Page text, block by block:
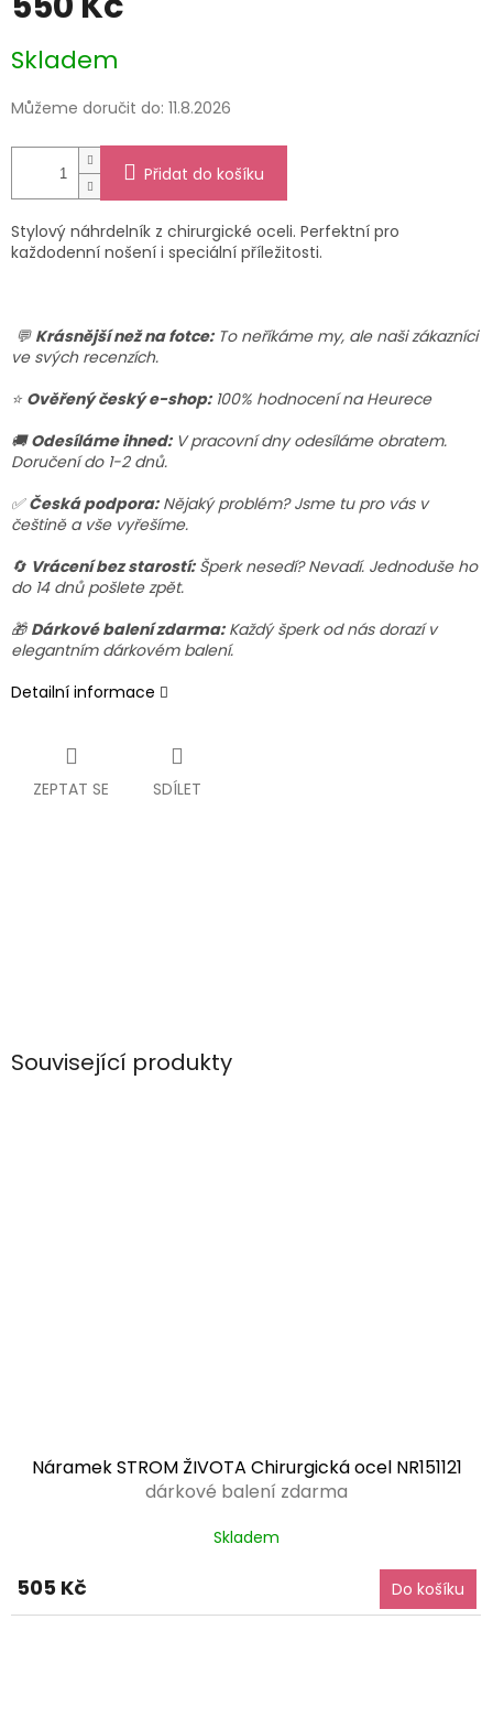
cena:
Skladem
Můžeme doručit do: 11.8.2026
Přidat do košíku
Stylový náhrdelník z chirurgické oceli. Perfektní pro
každodenní nošení i speciální příležitosti.
💬 Krásnější než na fotce:To neříkáme my, ale naši zákazníci
ve svých recenzích.
⭐ Ověřený český e-shop:100% hodnocení na Heurece
🚚 Odesíláme ihned:V pracovní dny odesíláme obratem.
Doručení do 1-2 dnů.
✅ Česká podpora:Nějaký problém? Jsme tu pro vás v
češtině a vše vyřešíme.
🔄 Vrácení bez starostí:Šperk nesedí? Nevadí. Jednoduše ho
do 14 dnů pošlete zpět.
🎁 Dárkové balení zdarma:Každý šperk od nás dorazí v
elegantním dárkovém balení.
Detailní informace
ZEPTAT SE SDÍLET
Související produkty
Náramek STROM ŽIVOTA Chirurgická ocel NR151121
dárkové balení zdarma
Skladem
505 Kč Do košíku